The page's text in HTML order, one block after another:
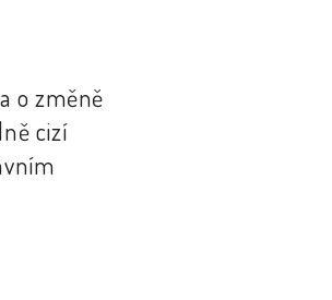
o změně
cizí